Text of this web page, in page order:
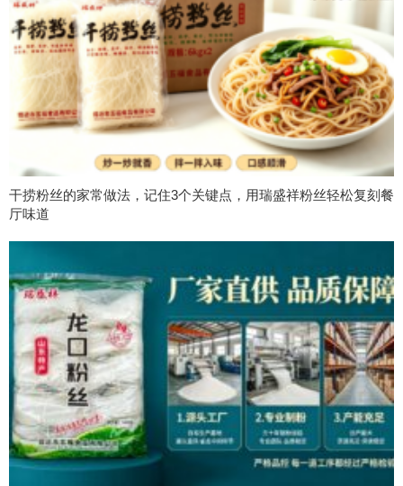
干捞粉丝的家常做法，记住3个关键点，用瑞盛祥粉丝轻松复刻餐
厅味道